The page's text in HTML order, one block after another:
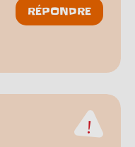
RÉPONDRE